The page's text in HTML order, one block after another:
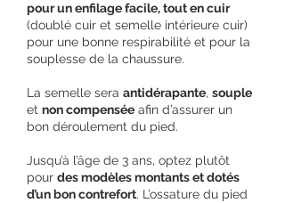
pour un enfilage facile, tout en cuir
(doublé cuir et semelle intérieure cuir)
pour une bonne respirabilité et pour la
souplesse de la chaussure.
La semelle sera antidérapante, souple
et non compensée afin d’assurer un
bon déroulement du pied.
Jusqu’à l’âge de 3 ans, optez plutôt
pour des modèles montants et dotés
d’un bon contrefort. L’ossature du pied